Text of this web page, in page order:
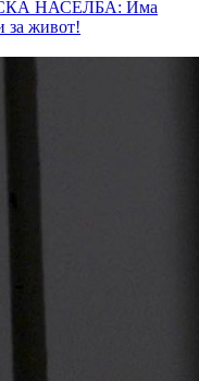
НАСЕЛБА: Има
за живот!